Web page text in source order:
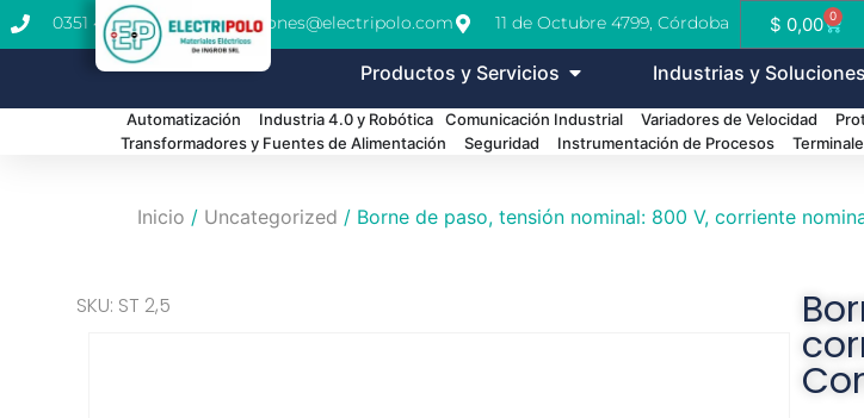
0351 462-1771 cotizaciones@electripolo.com 11 de Octubre 4799, Córdoba $ 0,00 0
Productos y Servicios Industrias y Soluciones
Automatización Industria 4.0 y Robótica Comunicación Industrial Variadores de Velocidad
Transformadores y Fuentes de Alimentación
Seguridad Instrumentación de Procesos
Inicio / Uncategorized / Borne de paso, tensión nominal: 800 V, corriente
SKU: ST 2,5